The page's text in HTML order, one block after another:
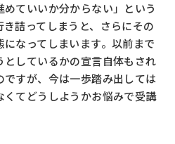
ていいか分からない」という
詰ってしまうと、さらにその
なってしまいます。以前まで
しているかの宣言自体もされ
すが、今は一歩踏み出しては
てどうしようかお悩みで受講